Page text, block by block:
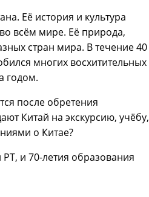
Её история и культура
всём мире. Её природа,
стран мира. В течение 40
многих восхитительных
годом.
после обретения
Китай на экскурсию, учёбу,
о Китае?
и 70-летия образования